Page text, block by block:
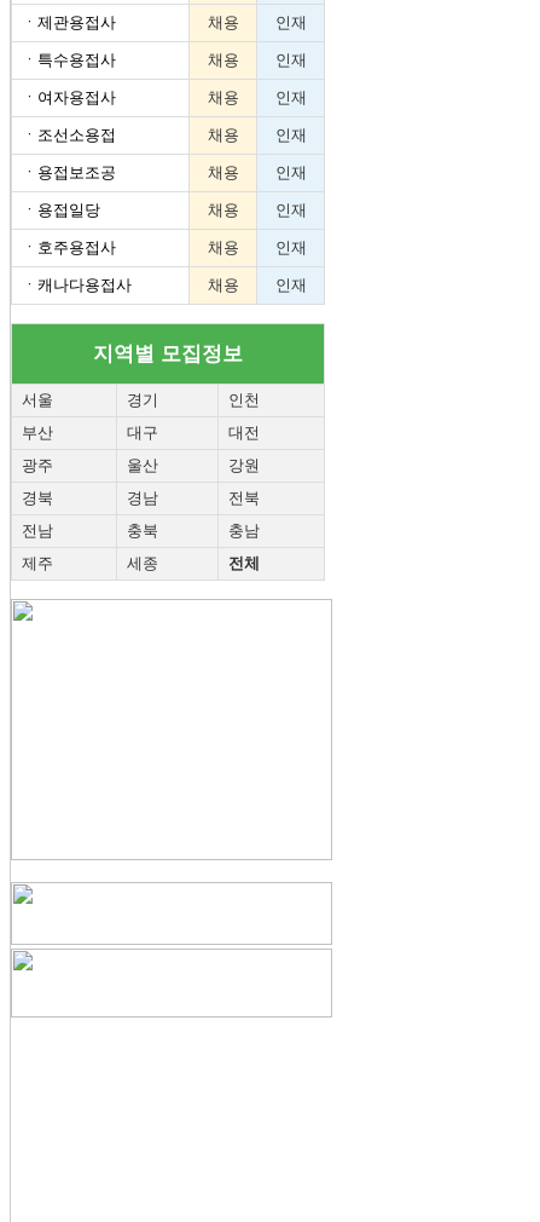
ㆍ 제관용접사 채용 인재
ㆍ 특수용접사 채용 인재
ㆍ 여자용접사 채용 인재
ㆍ 조선소용접 채용 인재
ㆍ 용접보조공 채용 인재
ㆍ 용접일당 채용 인재
ㆍ 호주용접사 채용 인재
ㆍ 캐나다용접사 채용 인재
지역별 모집정보
서울 경기
인천
부산
대구
대전
광주
울산
강원
경북
경남
전북
전남
충북
충남
제주
세종 전체